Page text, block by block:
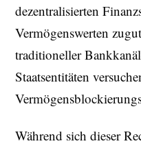
dezentralisierten
Vermögenswerten
traditioneller
Staatsentitäten
Während sich dieser